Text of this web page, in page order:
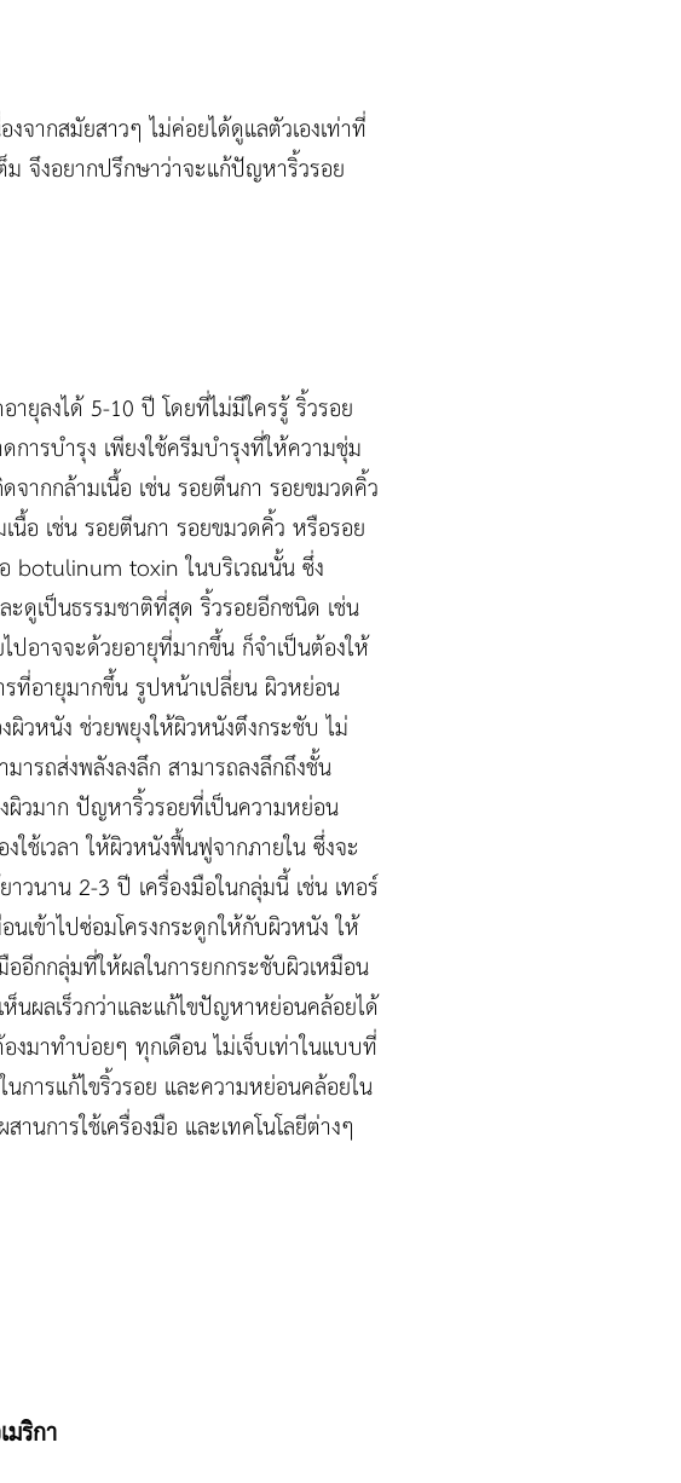
ากสมัยสาวๆ ไม่ค่อยได้ดูแลตัวเองเท่าที่
จึงอยากปรึกษาว่าจะแก้ปัญหาริ้วรอย
ยุลงได้ 5-10 ปี โดยที่ไม่มีใครรู้ ริ้วรอย
ารบำรุง เพียงใช้ครีมบำรุงที่ให้ความชุ่ม
ากกล้ามเนื้อ เช่น รอยตีนกา รอยขมวดคิ้ว
นื้อ เช่น รอยตีนกา รอยขมวดคิ้ว หรือรอย
botulinum toxin ในบริเวณนั้น ซึ่ง
ดูเป็นธรรมชาติที่สุด ริ้วรอยอีกชนิด เช่น
ปอาจจะด้วยอายุที่มากขึ้น ก็จำเป็นต้องให้
รที่อายุมากขึ้น รูปหน้าเปลี่ยน ผิวหย่อน
ผิวหนัง ช่วยพยุงให้ผิวหนังตึงกระชับ ไม่
รถส่งพลังลงลึก สามารถลงลึกถึงชั้น
ผิวมาก ปัญหาริ้วรอยที่เป็นความหย่อน
ใช้เวลา ให้ผิวหนังฟื้นฟูจากภายใน ซึ่งจะ
วนาน 2-3 ปี เครื่องมือในกลุ่มนี้ เช่น เทอร์
นเข้าไปซ่อมโครงกระดูกให้กับผิวหนัง ให้
อีกกลุ่มที่ให้ผลในการยกกระชับผิวเหมือน
ห็นผลเร็วกว่าและแก้ไขปัญหาหย่อนคล้อยได้
มาทำบ่อยๆ ทุกเดือน ไม่เจ็บเท่าในแบบที่
การแก้ไขริ้วรอย และความหย่อนคล้อยใน
นการใช้เครื่องมือ และเทคโนโลยีต่างๆ
ริกา